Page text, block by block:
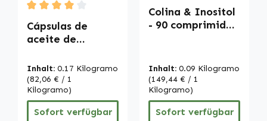
Durchschnittliche Bewertung von 4 von 5 Sternen
Cápsulas de
aceite de
250 softgels -
fáciles de tragar
- con DHA, EPA y
vitamina E - para
la presión
Inhalt: 0.17 Kilogramo
(82,06 € / 1
Kilogramo)
Sofort verfügbar
Colina & Inositol
- 90 comprimidos
metabolismo de
las grasas y más -
vegano | Warnke
Vitalstoffe
Inhalt: 0.09 Kilogramo
(149,44 € / 1
Kilogramo)
Sofort verfügbar